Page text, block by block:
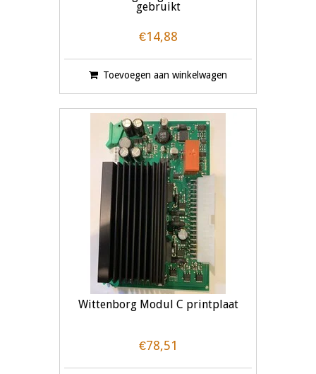
gebruikt
€14,88
Toevoegen aan winkelwagen
Wittenborg Modul C printplaat
€78,51